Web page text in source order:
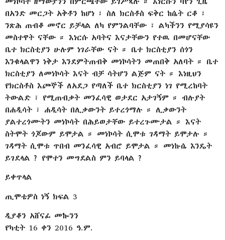
በአንድ መርጋት አቅቶን ከሆነ ፣ ስለ ክርስቶስ ፍቅር ከሴት ርቆ ፣
ንጽሕ ጠብቆ መኖር ይቻላል ለካ የምንልባቸው ፣ ልካችንን የሚያሳዩን
መስተዋት ናቸው ። እነርሱ አባትና እናታቸውን የተዉ በመሆናቸው
ቤተ ክርስቲያን ሁሉም ነገራቸው ናት ። ቤተ ክርስቲያን ሰጎን
እንቁላልዋን ነቅታ እንደምትጠብቅ መነኮሳትን መጠበቅ አለባት ። ቤተ
ክርስቲያን ለመነኮሳት እናት ብቻ ሳትሆን ልጅም ናት ። እነዚህን
የክርስቶስ እጮኞች ለአደጋ የጣለች ቤተ ክርስቲያን ነገ የሚረከባት
ትውልድ ፣ የሚጠብቃት መንፈሳዊ ወታደር አታገኝም ። ብሉያት
በሐዲሳት ፣ ሐዲሳት በሊቃውንት ይተረጎማሉ ። ሊቃውንት
ያልተረጎሙትን መነኮሳት በሕይወታቸው ይተረጉሙታል ። እናት
ስትሞት ጎጆውም ይሞታል ። መነኮሳት ሲሞቱ ገዳማት ይሞታሉ ።
ገዳማት ሲሞቱ ጥበብ መንፈሳዊ አብሮ ይሞታል ። መነኩሴ እንዴት
ይገደላል ? የሞተን መግደልስ ምን ይባላል ?
ይቀጥላል
ጢሞቴዎስ ነኝ ክፍል 3
ዲያቆን አሸናፊ መኰንን
የካቲት 16 ቀን 2016 ዓ.ም.